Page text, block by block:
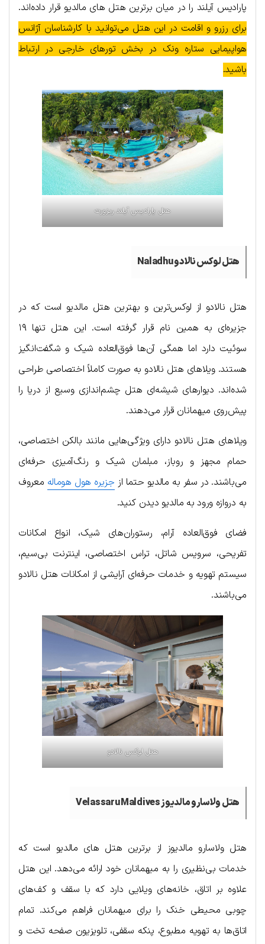
پارادیس آیلند را در میان برترین هتل های مالدیو قرار داده‌اند.
برای رزرو و اقامت در این هتل می‌توانید با کارشناسان آژانس
هواپیمایی ستاره ونک در بخش تورهای خارجی در ارتباط
باشید.
هتل پارادیس آیلند ریزورت
هتل لوکس نالادو Naladhu
هتل نالادو از لوکس‌ترین و بهترین هتل‌ مالدیو است که در
جزیره‌ای به همین نام قرار گرفته است. این هتل تنها ۱۹
سوئیت دارد اما همگی آن‌ها فوق‌العاده شیک و شگفت‌انگیز
هستند. ویلاهای هتل نالادو به صورت کاملاً اختصاصی طراحی
شده‌اند. دیوارهای شیشه‌ای هتل چشم‌اندازی وسیع از دریا را
پیش‌روی میهمانان قرار می‌دهند.
ویلاهای هتل نالادو دارای ویژگی‌هایی مانند بالکن اختصاصی،
حمام مجهز و روباز، مبلمان شیک و رنگ‌آمیزی حرفه‌ای
می‌باشند. در سفر به مالدیو حتما از جزیره هول هوماله معروف
به دروازه ورود به مالدیو دیدن کنید.
فضای فوق‌العاده آرام، رستوران‌های شیک، انواع امکانات
تفریحی، سرویس شاتل، تراس اختصاصی، اینترنت بی‌سیم،
سیستم تهویه و خدمات حرفه‌ای آرایشی از امکانات هتل نالادو
می‌باشند.
هتل لوکس نالادو
هتل ولاسارو مالدیوز Velassaru Maldives
هتل ولاسارو مالدیوز از برترین هتل های مالدیو است که
خدمات بی‌نظیری را به میهمانان خود ارائه می‌دهد. این هتل
علاوه بر اتاق، خانه‌های ویلایی دارد که با سقف و کف‌های
چوبی محیطی خنک را برای میهمانان فراهم می‌کند. تمام
اتاق‌ها به تهویه مطبوع، پنکه سقفی، تلویزیون صفحه تخت و